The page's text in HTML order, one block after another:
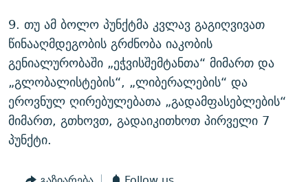
9. თუ ამ ბოლო პუნქტმა კვლავ გაგიღვივათ
წინააღმდეგობის გრძნობა იაკობის
გენიალურობაში „ეჭვისშემტანთა“ მიმართ და
„გლობალისტების“, „ლიბერალების“ და
ეროვნულ ღირებულებათა „გადამფასებლების“
მიმართ, გთხოვთ, გადაიკითხოთ პირველი 7
პუნქტი.